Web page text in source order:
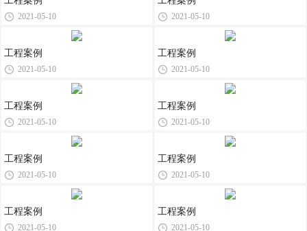
2021-05-10
工程案例
2021-05-10
工程案例
2021-05-10
工程案例
2021-05-10
工程案例
2021-05-10
2021-05-10
工程案例
2021-05-10
工程案例
2021-05-10
工程案例
2021-05-10
工程案例
2021-05-10